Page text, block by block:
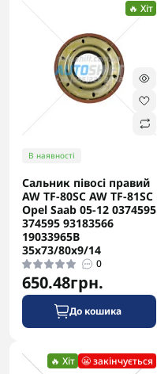
🔥 Хіт
В наявності
Сальник півосі правий
AW TF-80SC AW TF-81SC
Opel Saab 05-12 0374595
374595 93183566
19033965B
35x73/80x9/14
0
650.48грн.
До кошика
🔥 Хіт 😬 закінчується